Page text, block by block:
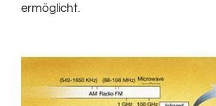
ermöglicht.